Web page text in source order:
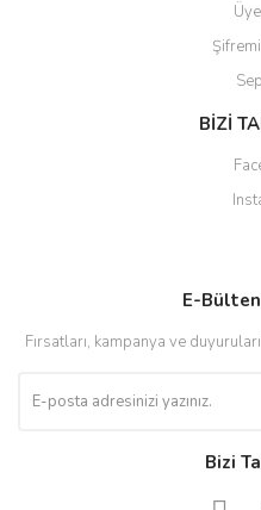
BİZİ
E-
Fırsatları, kampanya ve
Bizi